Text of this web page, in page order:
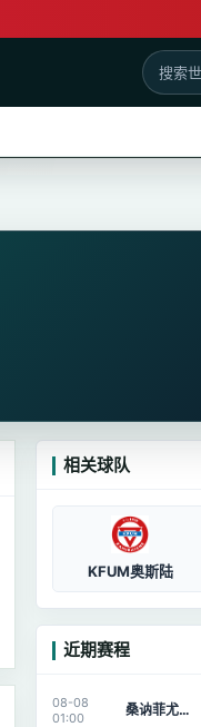
相关球队
KFUM奥斯陆
近期赛程
08-08
01:00
桑讷菲尤尔